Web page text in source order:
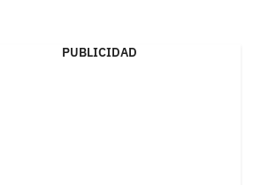
PUBLICIDAD